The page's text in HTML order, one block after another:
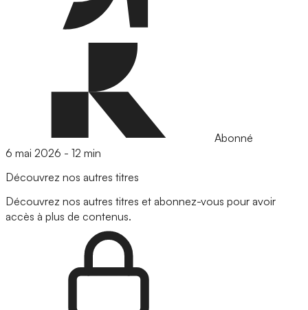
Abonné
6 mai 2026 - 12 min
Découvrez nos autres titres
Découvrez nos autres titres et abonnez-vous pour avoir
accès à plus de contenus.